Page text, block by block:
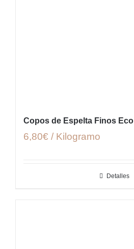
Copos de Espelta Finos Eco
6,80€ / Kilogramo
Detalles